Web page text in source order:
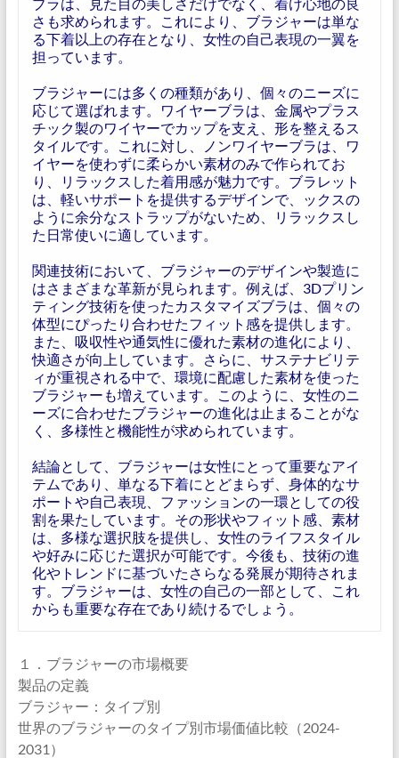
さも求められます。これにより、ブラジャーは単な
る下着以上の存在となり、女性の自己表現の一翼を
担っています。
ブラジャーには多くの種類があり、個々のニーズに
応じて選ばれます。ワイヤーブラは、金属やプラス
チック製のワイヤーでカップを支え、形を整えるス
タイルです。これに対し、ノンワイヤーブラは、ワ
イヤーを使わずに柔らかい素材のみで作られてお
り、リラックスした着用感が魅力です。ブラレット
は、軽いサポートを提供するデザインで、ックスの
ように余分なストラップがないため、リラックスし
た日常使いに適しています。
関連技術において、ブラジャーのデザインや製造に
はさまざまな革新が見られます。例えば、3Dプリン
ティング技術を使ったカスタマイズブラは、個々の
体型にぴったり合わせたフィット感を提供します。
また、吸収性や通気性に優れた素材の進化により、
快適さが向上しています。さらに、サステナビリテ
ィが重視される中で、環境に配慮した素材を使った
ブラジャーも増えています。このように、女性のニ
ーズに合わせたブラジャーの進化は止まることがな
く、多様性と機能性が求められています。
結論として、ブラジャーは女性にとって重要なアイ
テムであり、単なる下着にとどまらず、身体的なサ
ポートや自己表現、ファッションの一環としての役
割を果たしています。その形状やフィット感、素材
は、多様な選択肢を提供し、女性のライフスタイル
や好みに応じた選択が可能です。今後も、技術の進
化やトレンドに基づいたさらなる発展が期待されま
す。ブラジャーは、女性の自己の一部として、これ
からも重要な存在であり続けるでしょう。
１．ブラジャーの市場概要
製品の定義
ブラジャー：タイプ別
世界のブラジャーのタイプ別市場価値比較（2024-
2031）